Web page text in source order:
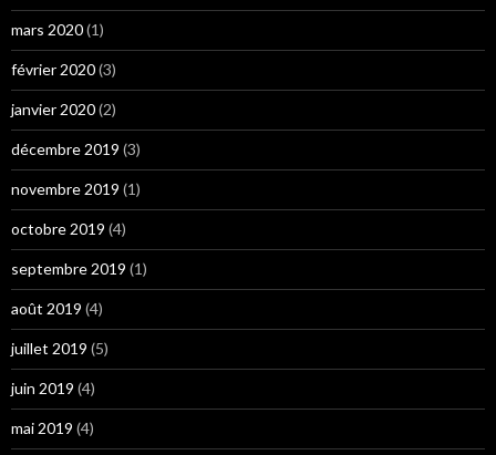
mars 2020(1)
février 2020(3)
janvier 2020(2)
décembre 2019 (3)
novembre 2019 (1)
octobre 2019 (4)
septembre 2019 (1)
août 2019 (4)
juillet 2019 (5)
juin 2019 (4)
mai 2019 (4)